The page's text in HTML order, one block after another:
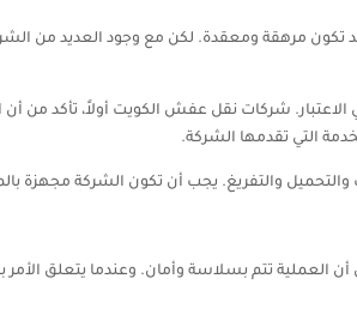
مرهقة ومعقدة. لكن مع وجود العديد من
شركات نقل عفش الكويت أولاً، تأكد من أن
التي تقدمها الشركة.
والتفريغ. يجب أن تكون الشركة مجهزة
تتم بسلاسة وأمان. وعندما يتعلق